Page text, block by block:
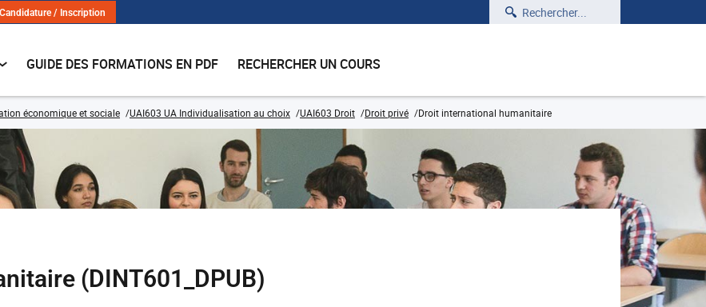
Candidature / Inscription Rechercher
GUIDE DES FORMATIONS EN PDF RECHERCHER UN COURS
économique et sociale UAI603 UA Individualisation au choix UAI603 Droit Droit privé Droit international humanitaire
(DINT601_DPUB)